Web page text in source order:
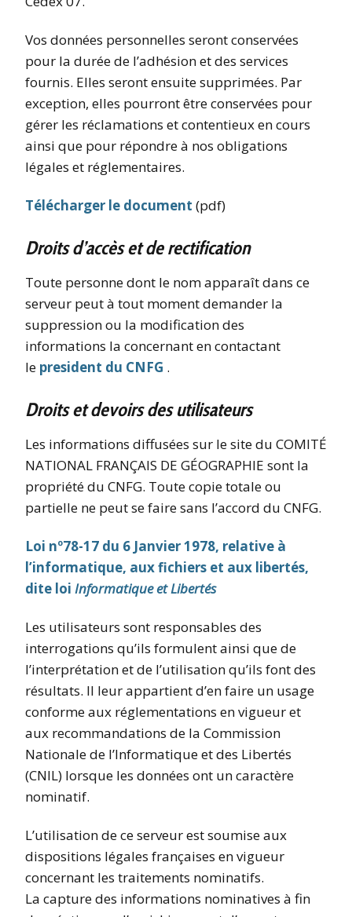
Vos données personnelles seront conservées
pour la durée de l’adhésion et des services
fournis. Elles seront ensuite supprimées. Par
exception, elles pourront être conservées pour
gérer les réclamations et contentieux en cours
ainsi que pour répondre à nos obligations
légales et réglementaires.
Télécharger le document (pdf)
Droits d’accès et de rectification
Toute personne dont le nom apparaît dans ce
serveur peut à tout moment demander la
suppression ou la modification des
informations la concernant en contactant
le president du CNFG .
Droits et devoirs des utilisateurs
Les informations diffusées sur le site du COMITÉ
NATIONAL FRANÇAIS DE GÉOGRAPHIE sont la
propriété du CNFG. Toute copie totale ou
partielle ne peut se faire sans l’accord du CNFG.
Loi nº78-17 du 6 Janvier 1978, relative à
l’informatique, aux fichiers et aux libertés,
dite loi Informatique et Libertés
Les utilisateurs sont responsables des
interrogations qu’ils formulent ainsi que de
l’interprétation et de l’utilisation qu’ils font des
résultats. Il leur appartient d’en faire un usage
conforme aux réglementations en vigueur et
aux recommandations de la Commission
Nationale de l’Informatique et des Libertés
(CNIL) lorsque les données ont un caractère
nominatif.
L’utilisation de ce serveur est soumise aux
dispositions légales françaises en vigueur
concernant les traitements nominatifs.
La capture des informations nominatives à fin